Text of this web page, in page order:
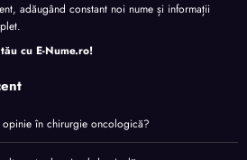
adăugând constant noi nume și informații
cu E-Nume.ro!
opinie în chirurgie oncologică?